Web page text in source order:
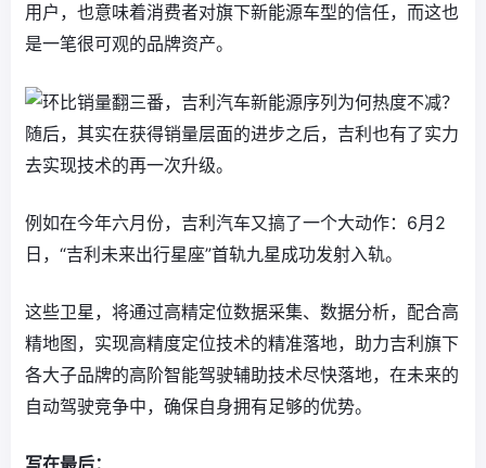
用户，也意味着消费者对旗下新能源车型的信任，而这也
是一笔很可观的品牌资产。
随后，其实在获得销量层面的进步之后，吉利也有了实力
去实现技术的再一次升级。
例如在今年六月份，吉利汽车又搞了一个大动作：6月2
日，“吉利未来出行星座”首轨九星成功发射入轨。
这些卫星，将通过高精定位数据采集、数据分析，配合高
精地图，实现高精度定位技术的精准落地，助力吉利旗下
各大子品牌的高阶智能驾驶辅助技术尽快落地，在未来的
自动驾驶竞争中，确保自身拥有足够的优势。